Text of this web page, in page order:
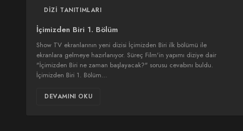
DIZI TANITIMLARI
İçimizden Biri 1. Bölüm
Show TV ekranlarının yeni dizisi İçimizden Biri ilk bölümü ile
ekranlara gelmeye hazırlanıyor. Süreç Film'in yapımı diziye dair
"İçimizden Biri ne zaman başlayacak?" sorusu cevabını buldu.
İçimizden Biri 1. Bölüm…
DEVAMINI OKU